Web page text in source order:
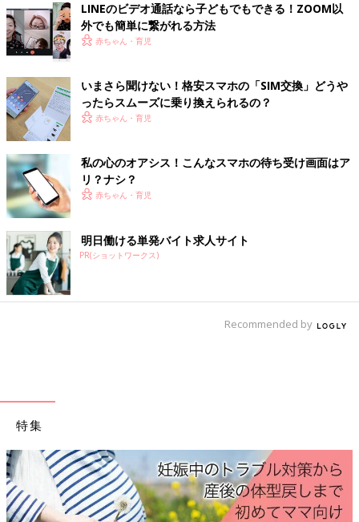
LINEのビデオ通話なら子どもでもできる！ZOOM以
外でも簡単に繋がれる方法
赤ちゃん・育児
いまさら聞けない！格安スマホの「SIM交換」どうや
ったらスムーズに乗り換えられるの？
赤ちゃん・育児
私の心のオアシス！こんなスマホの待ち受け画面はア
リ？ナシ？
赤ちゃん・育児
明日働ける単発バイト求人サイト
PR(ショットワークス)
Recommended by
特集